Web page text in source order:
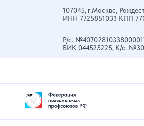
107045, г.Москва,
ИНН 7725851033 КПП
Р/с.
БИК 044525225, К/с.